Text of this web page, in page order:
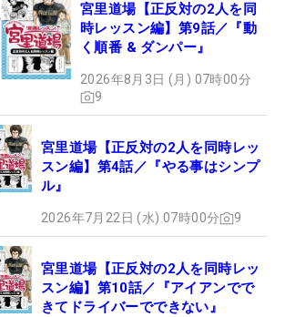
宮里道場【正反対の2人を同
時レッスン編】第9話／『動
く順番 & ダンパー』
2026年8月3日 (月) 07時00分
9
宮里道場【正反対の2人を同時レッ
スン編】第4話／『やる事はシンプ
ル』
2026年7月22日 (水) 07時00分 9
宮里道場【正反対の2人を同時レッ
スン編】第10話／『アイアンでで
きてドライバーでできない』